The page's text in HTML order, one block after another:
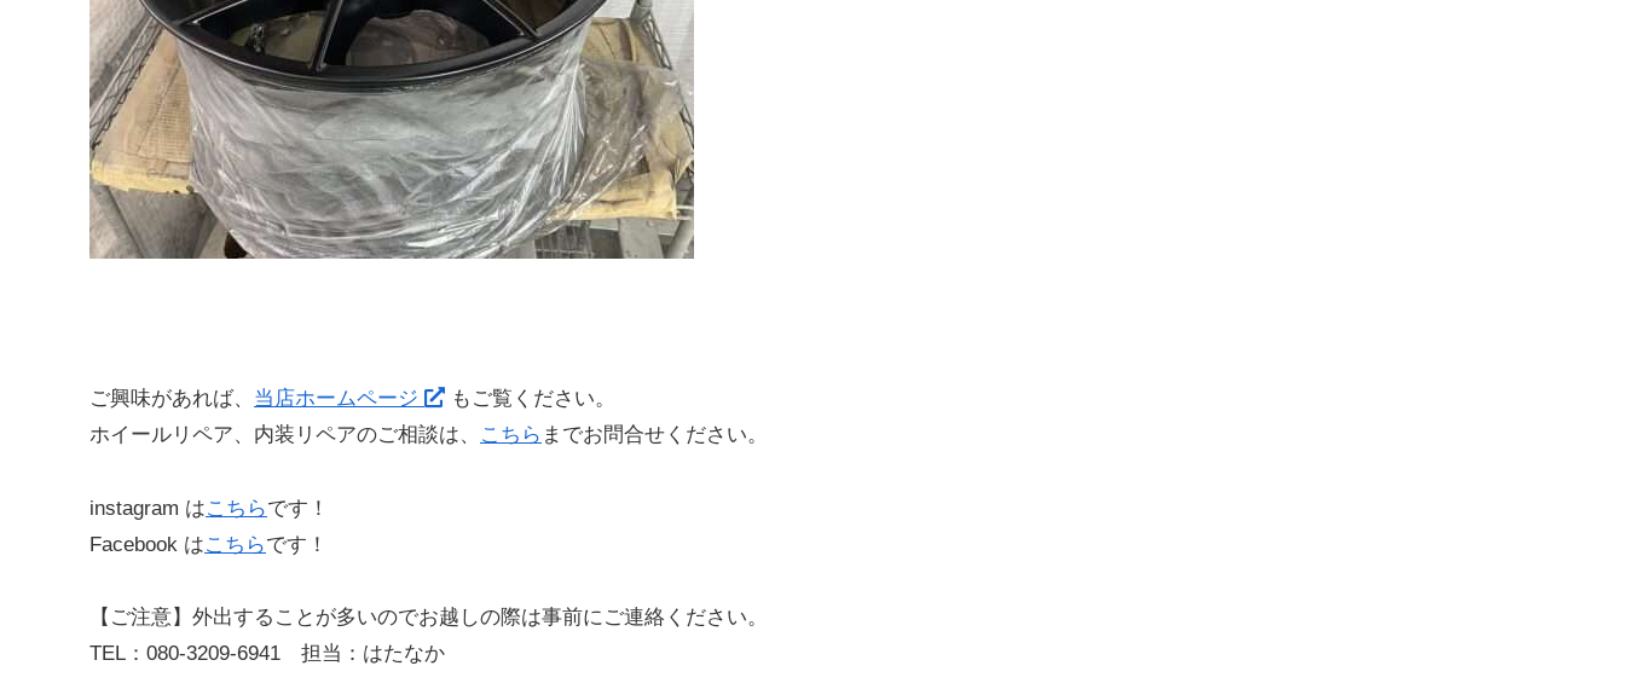
ご興味があれば、 当店ホームページ
もご覧ください。
ホイールリペア、内装リペアのご相談は、
こちら までお問合せください。
instagram はこちらです！
Facebook はこちらです！
【ご注意】外出することが多いのでお越しの際は事前にご連絡ください。
TEL：080-3209-6941 担当：はたなか